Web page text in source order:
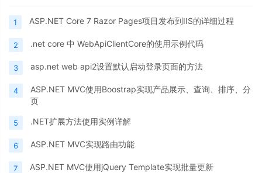
1 ASP.NET Core 7 Razor Pages项目发布到IIS的详细过程
2 .net core 中 WebApiClientCore的使用示例代码
3 asp.net web api2设置默认启动登录页面的方法
4
ASP.NET MVC使用Boostrap实现产品展示、查询、排序、分
页
5 .NET扩展方法使用实例详解
6 ASP.NET MVC实现路由功能
7 ASP.NET MVC使用jQuery Template实现批量更新